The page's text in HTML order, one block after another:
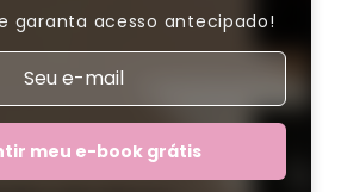
garanta acesso antecipado!
meu e-book grátis